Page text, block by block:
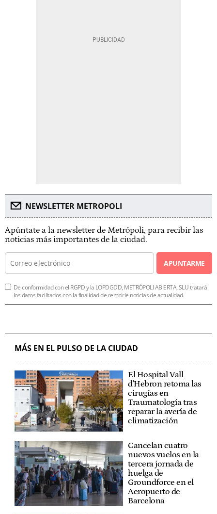
NEWSLETTER METROPOLI
Apúntate a la newsletter de Metrópoli, para recibir las
noticias más importantes de la ciudad.
APUNTARME
De conformidad con el RGPD y la LOPDGDD, METRÓPOLI ABIERTA, SLU tratará
los datos facilitados con la finalidad de remitirle noticias de actualidad.
MÁS EN EL PULSO DE LA CIUDAD
El Hospital Vall
d'Hebron retoma las
cirugías en
Traumatología tras
reparar la avería de
climatización
Cancelan cuatro
nuevos vuelos en la
tercera jornada de
huelga de
Groundforce en el
Aeropuerto de
Barcelona